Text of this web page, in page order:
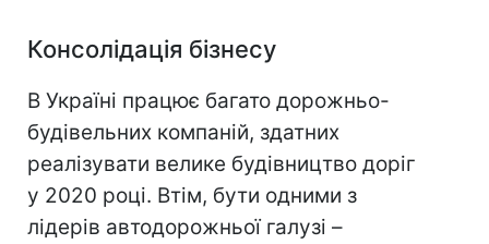
Консолідація бізнесу
В Україні працює багато дорожньо-
будівельних компаній, здатних
реалізувати велике будівництво доріг
у 2020 році. Втім, бути одними з
лідерів автодорожньої галузі –